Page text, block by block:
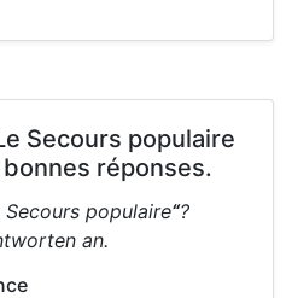
Secours populaire
réponses.
Secours populaire“?
an.